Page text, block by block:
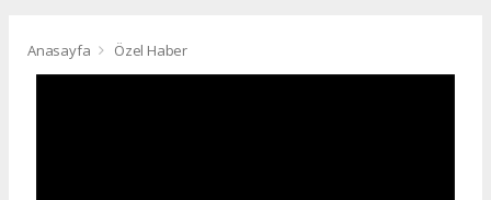
Anasayfa Özel Haber